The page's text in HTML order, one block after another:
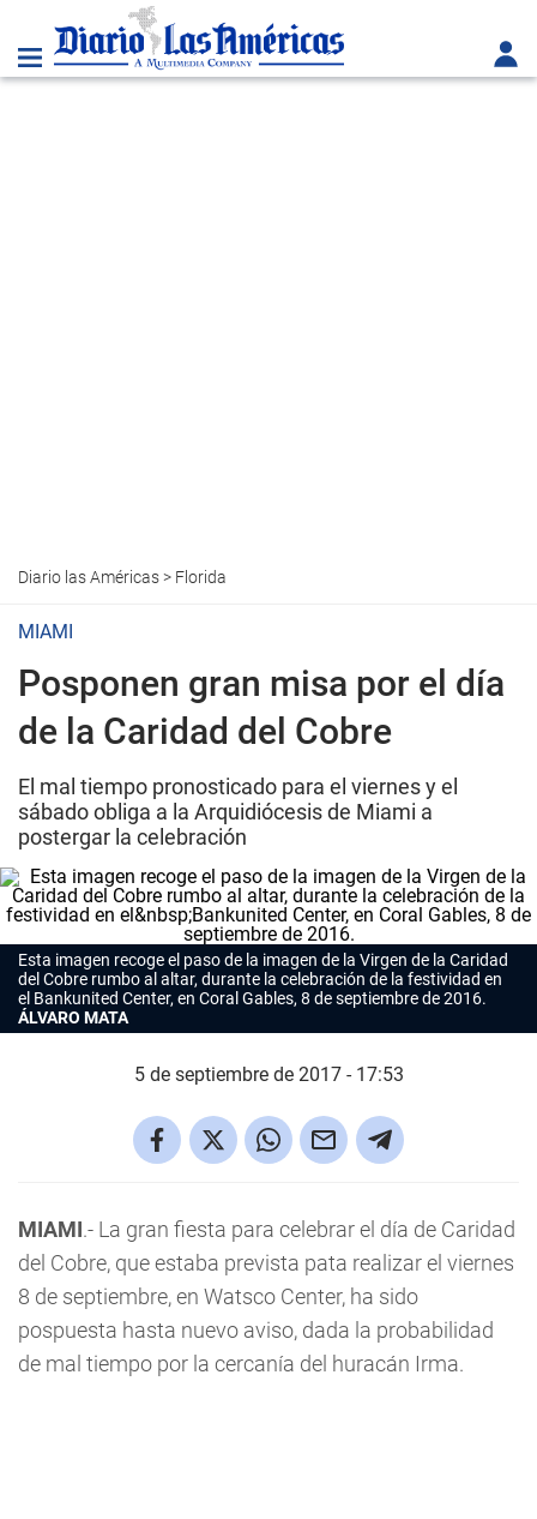
Diario las Américas> Florida
MIAMI
Posponen gran misa por el día
de la Caridad del Cobre
El mal tiempo pronosticado para el viernes y el
sábado obliga a la Arquidiócesis de Miami a
postergar la celebración
Esta imagen recoge el paso de la imagen de la Virgen de la Caridad
del Cobre rumbo al altar, durante la celebración de la festividad en
el Bankunited Center, en Coral Gables, 8 de septiembre de 2016.
ÁLVARO MATA
5 de septiembre de 2017 - 17:53
MIAMI.- La gran fiesta para celebrar el día de Caridad
del Cobre, que estaba prevista pata realizar el viernes
8 de septiembre, en Watsco Center, ha sido
pospuesta hasta nuevo aviso, dada la probabilidad
de mal tiempo por la cercanía del huracán Irma.